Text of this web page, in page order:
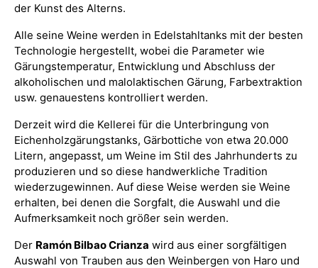
der Kunst des Alterns.
Alle seine Weine werden in Edelstahltanks mit der besten
Technologie hergestellt, wobei die Parameter wie
Gärungstemperatur, Entwicklung und Abschluss der
alkoholischen und malolaktischen Gärung, Farbextraktion
usw. genauestens kontrolliert werden.
Derzeit wird die Kellerei für die Unterbringung von
Eichenholzgärungstanks, Gärbottiche von etwa 20.000
Litern, angepasst, um Weine im Stil des Jahrhunderts zu
produzieren und so diese handwerkliche Tradition
wiederzugewinnen. Auf diese Weise werden sie Weine
erhalten, bei denen die Sorgfalt, die Auswahl und die
Aufmerksamkeit noch größer sein werden.
Der Ramón Bilbao Crianza wird aus einer sorgfältigen
Auswahl von Trauben aus den Weinbergen von Haro und